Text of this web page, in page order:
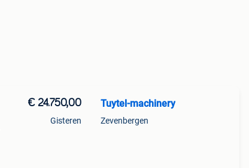
€ 24.750,00
Gisteren
Tuytel-machinery
Zevenbergen